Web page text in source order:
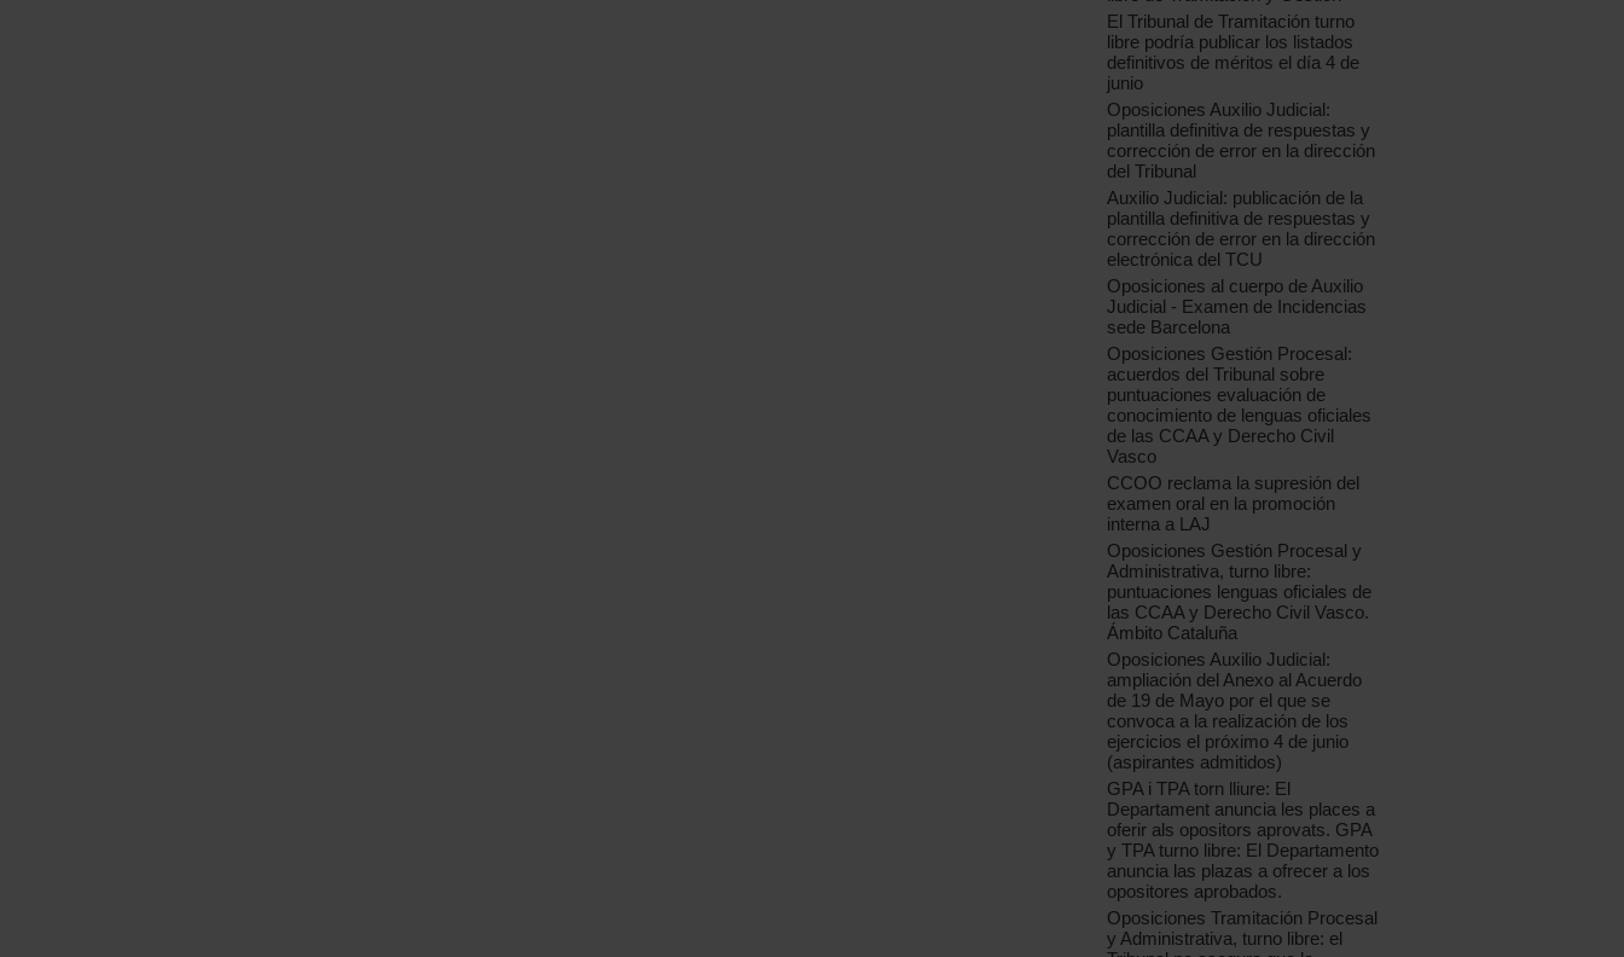
El Tribunal de Tramitación turno
libre podría publicar los listados
definitivos de méritos el día 4 de
junio
Oposiciones Auxilio Judicial:
plantilla definitiva de respuestas y
corrección de error en la dirección
del Tribunal
Auxilio Judicial: publicación de la
plantilla definitiva de respuestas y
corrección de error en la dirección
electrónica del TCU
Oposiciones al cuerpo de Auxilio
Judicial - Examen de Incidencias
sede Barcelona
Oposiciones Gestión Procesal:
acuerdos del Tribunal sobre
puntuaciones evaluación de
conocimiento de lenguas oficiales
de las CCAA y Derecho Civil
Vasco
CCOO reclama la supresión del
examen oral en la promoción
interna a LAJ
Oposiciones Gestión Procesal y
Administrativa, turno libre:
puntuaciones lenguas oficiales de
las CCAA y Derecho Civil Vasco.
Ámbito Cataluña
Oposiciones Auxilio Judicial:
ampliación del Anexo al Acuerdo
de 19 de Mayo por el que se
convoca a la realización de los
ejercicios el próximo 4 de junio
(aspirantes admitidos)
GPA i TPA torn lliure: El
Departament anuncia les places a
oferir als opositors aprovats. GPA
y TPA turno libre: El Departamento
anuncia las plazas a ofrecer a los
opositores aprobados.
Oposiciones Tramitación Procesal
y Administrativa, turno libre: el